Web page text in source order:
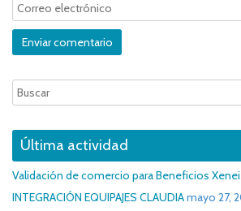
Última actividad
Validación de comercio para Beneficios
INTEGRACIÓN EQUIPAJES CLAUDIAmayo 27,